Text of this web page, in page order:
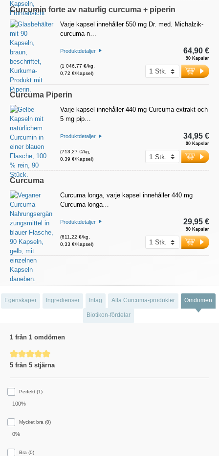
Curcumin forte av naturlig curcuma + piperin
Varje kapsel innehåller 550 mg Dr. med. Michalzik-
curcuma-n…
Produktdetaljer
(1 046,77 €/kg,
0,72 €/Kapsel)
90 Kapslar
64,90 €
Curcuma Piperin
Varje kapsel innehåller 440 mg Curcuma-extrakt och
5 mg pip…
Produktdetaljer
(713,27 €/kg,
0,39 €/Kapsel)
90 Kapslar
34,95 €
Curcuma
Curcuma longa, varje kapsel innehåller 440 mg
Curcuma longa…
Produktdetaljer
(611,22 €/kg,
0,33 €/Kapsel)
90 Kapslar
29,95 €
Egenskaper Ingredienser Intag Alla Curcuma-produkter Omdömen
Biotikon-fördelar
1 från 1 omdömen
Genomsnittligt betyg på 5 av 5 stjärnor
5 från 5 stjärna
Perfekt (1)
100%
Mycket bra (0)
0%
Bra (0)